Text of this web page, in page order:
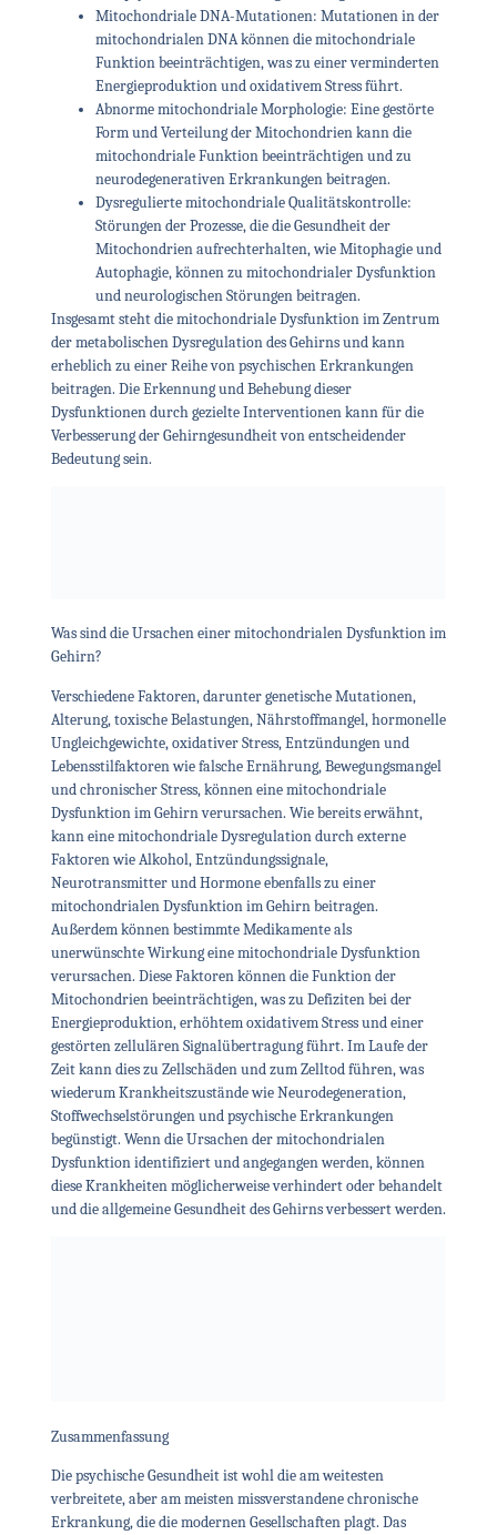
Mitochondriale DNA-Mutationen: Mutationen in der
mitochondrialen DNA können die mitochondriale
Funktion beeinträchtigen, was zu einer verminderten
Energieproduktion und oxidativem Stress führt.
Abnorme mitochondriale Morphologie: Eine gestörte
Form und Verteilung der Mitochondrien kann die
mitochondriale Funktion beeinträchtigen und zu
neurodegenerativen Erkrankungen beitragen.
Dysregulierte mitochondriale Qualitätskontrolle:
Störungen der Prozesse, die die Gesundheit der
Mitochondrien aufrechterhalten, wie Mitophagie und
Autophagie, können zu mitochondrialer Dysfunktion
und neurologischen Störungen beitragen.
Insgesamt steht die mitochondriale Dysfunktion im Zentrum
der metabolischen Dysregulation des Gehirns und kann
erheblich zu einer Reihe von psychischen Erkrankungen
beitragen. Die Erkennung und Behebung dieser
Dysfunktionen durch gezielte Interventionen kann für die
Verbesserung der Gehirngesundheit von entscheidender
Bedeutung sein.
Was sind die Ursachen einer mitochondrialen Dysfunktion im
Gehirn?
Verschiedene Faktoren, darunter genetische Mutationen,
Alterung, toxische Belastungen, Nährstoffmangel, hormonelle
Ungleichgewichte, oxidativer Stress, Entzündungen und
Lebensstilfaktoren wie falsche Ernährung, Bewegungsmangel
und chronischer Stress, können eine mitochondriale
Dysfunktion im Gehirn verursachen. Wie bereits erwähnt,
kann eine mitochondriale Dysregulation durch externe
Faktoren wie Alkohol, Entzündungssignale,
Neurotransmitter und Hormone ebenfalls zu einer
mitochondrialen Dysfunktion im Gehirn beitragen.
Außerdem können bestimmte Medikamente als
unerwünschte Wirkung eine mitochondriale Dysfunktion
verursachen. Diese Faktoren können die Funktion der
Mitochondrien beeinträchtigen, was zu Defiziten bei der
Energieproduktion, erhöhtem oxidativem Stress und einer
gestörten zellulären Signalübertragung führt. Im Laufe der
Zeit kann dies zu Zellschäden und zum Zelltod führen, was
wiederum Krankheitszustände wie Neurodegeneration,
Stoffwechselstörungen und psychische Erkrankungen
begünstigt. Wenn die Ursachen der mitochondrialen
Dysfunktion identifiziert und angegangen werden, können
diese Krankheiten möglicherweise verhindert oder behandelt
und die allgemeine Gesundheit des Gehirns verbessert werden.
Zusammenfassung
Die psychische Gesundheit ist wohl die am weitesten
verbreitete, aber am meisten missverstandene chronische
Erkrankung, die die modernen Gesellschaften plagt. Das